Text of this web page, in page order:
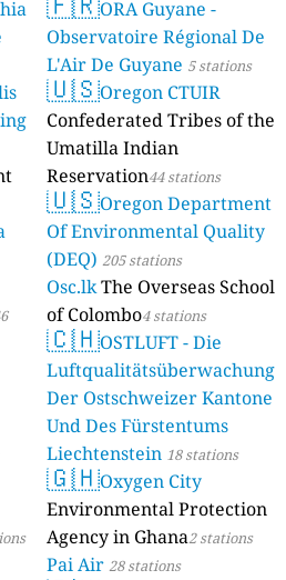
ORA Guyane -
Observatoire Régional De
L'Air De Guyane 5 stations
🇺🇸Oregon CTUIR
Confederated Tribes of the
Umatilla Indian
Reservation44 stations
🇺🇸Oregon Department
Of Environmental Quality
(DEQ) 205 stations
Osc.lkThe Overseas School
of Colombo4 stations
🇨🇭OSTLUFT - Die
Luftqualitätsüberwachung
Der Ostschweizer Kantone
Und Des Fürstentums
Liechtenstein 18 stations
🇬🇭Oxygen City
Environmental Protection
Agency in Ghana2 stations
Pai Air 28 stations